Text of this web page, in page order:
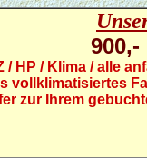
900,-
/ HP / Klima / alle
vollklimatisiertes
zur Ihrem